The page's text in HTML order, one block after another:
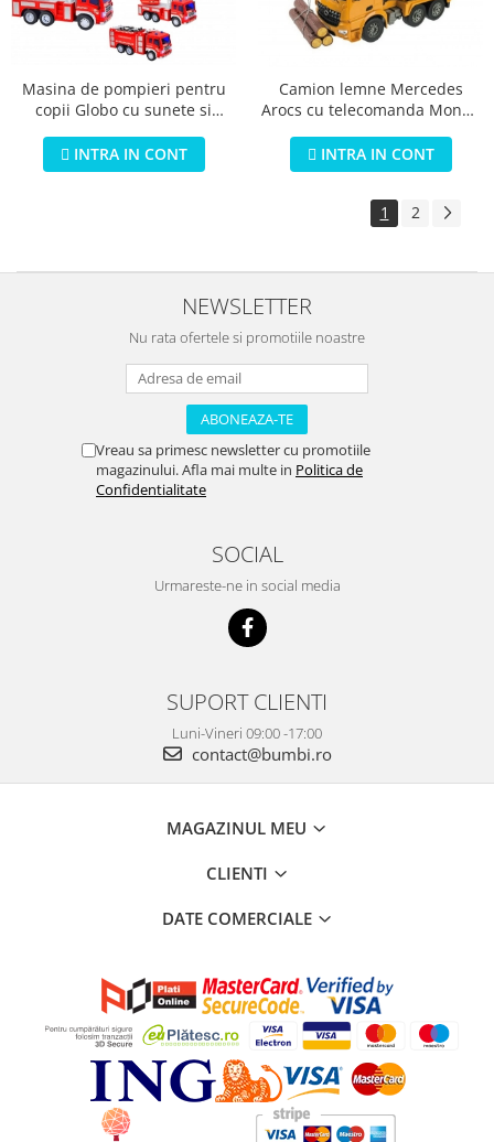
Masina de pompieri pentru
copii Globo cu sunete si
INTRA IN CONT
Camion lemne Mercedes
Arocs cu telecomanda Mondo
incluse
INTRA IN CONT
1 2
NEWSLETTER
Nu rata ofertele si promotiile noastre
Vreau sa primesc newsletter cu promotiile
magazinului. Afla mai multe in Politica de
Confidentialitate
SOCIAL
Urmareste-ne in social media
SUPORT CLIENTI
Luni-Vineri 09:00 -17:00
contact@bumbi.ro
MAGAZINUL MEU
CLIENTI
DATE COMERCIALE